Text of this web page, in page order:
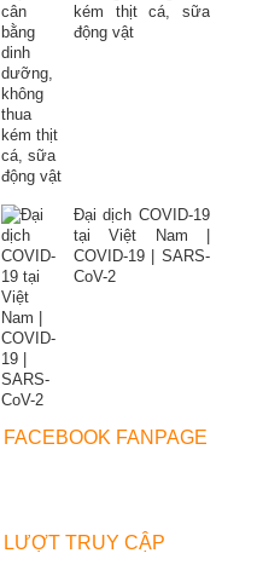
kém thịt cá, sữa
động vật
Đại dịch COVID-19
tại Việt Nam |
COVID-19 | SARS-
CoV-2
FACEBOOK FANPAGE
LƯỢT TRUY CẬP